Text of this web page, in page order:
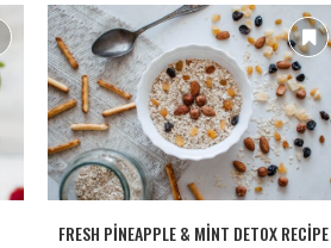
FRESH PINEAPPLE & MINT DETOX RECIPE